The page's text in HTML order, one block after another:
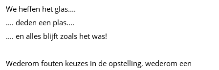
We heffen het glas....
.... deden een plas....
.... en alles blijft zoals het was!
Wederom fouten keuzes in de opstelling, wederom een